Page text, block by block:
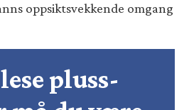
oppsiktsvekkende omgang
pluss-